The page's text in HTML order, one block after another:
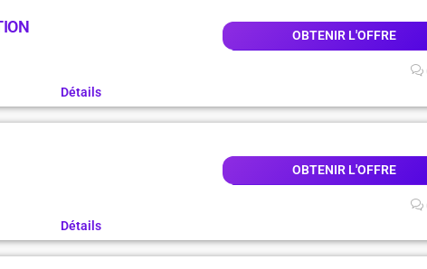
OBTENIR L'OFFRE
Détails
OBTENIR L'OFFRE
Détails